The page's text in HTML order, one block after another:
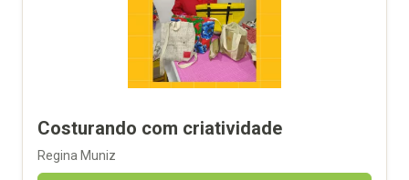
Costurando com criatividade
Regina Muniz